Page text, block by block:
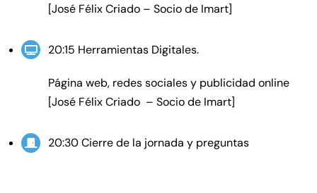
[José Félix Criado – Socio de Imart]
20:15 Herramientas Digitales.
Página web, redes sociales y publicidad online
[José Félix Criado – Socio de Imart]
20:30 Cierre de la jornada y preguntas